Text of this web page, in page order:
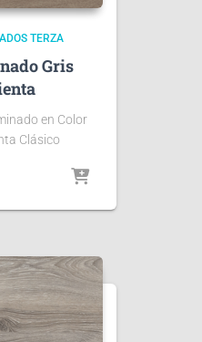
TERZA
Gris
en Color
Clásico